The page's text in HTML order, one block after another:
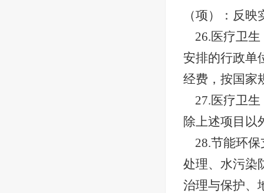
（项）：反
26.医疗卫
安排的行政单
经费，按国家
27.医疗卫
除上述项目以
28.节能环
处理、水污染
治理与保护、